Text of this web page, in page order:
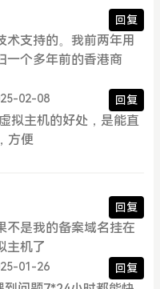
回复
术支持的。我前两年用
一个多年前的香港商
02-08 回复
拟主机的好处，是能直
方便
回复
不是我的备案域名挂在
主机了
01-26 回复